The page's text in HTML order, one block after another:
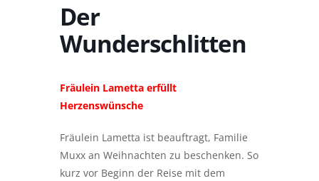
Der
Wunderschlitten
Fräulein Lametta erfüllt
Herzenswünsche
Fräulein Lametta ist beauftragt, Familie
Muxx an Weihnachten zu beschenken. So
kurz vor Beginn der Reise mit dem